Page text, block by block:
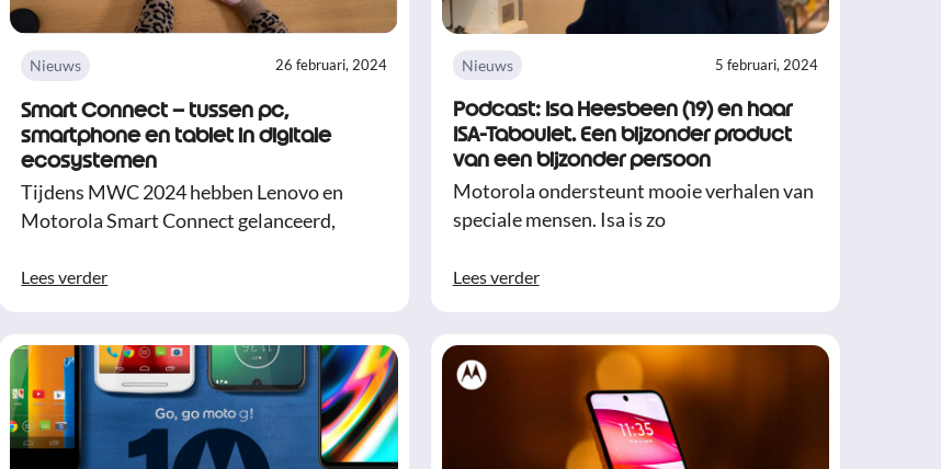
Nieuws 26 februari, 2024
Smart Connect – tussen pc,
smartphone en tablet in digitale
ecosystemen
Tijdens MWC 2024 hebben Lenovo en
Motorola Smart Connect gelanceerd,
Lees verder
Nieuws 5 februari, 2024
Podcast: Isa Heesbeen (19) en haar
ISA-Taboulet. Een bijzonder product
van een bijzonder persoon
Motorola ondersteunt mooie verhalen van
speciale mensen. Isa is zo
Lees verder